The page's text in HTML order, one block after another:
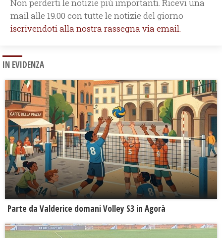
Non perderti le notizie più importanti. Ricevi una
mail alle 19.00 con tutte le notizie del giorno
iscrivendoti alla nostra rassegna via email.
IN EVIDENZA
Parte da Valderice domani Volley S3 in Agorà